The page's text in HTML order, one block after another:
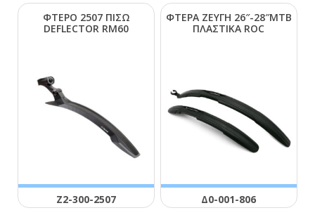
ΦΤΕΡΟ 2507 ΠΙΣΩ
DΕFLΕCΤΟR RΜ60
Ζ2-300-2507
ΦΤΕΡΑ ΖΕΥΓΗ 26″-28″ΜΤΒ
ΠΛΑΣΤΙΚΑ RΟC
Δ0-001-806